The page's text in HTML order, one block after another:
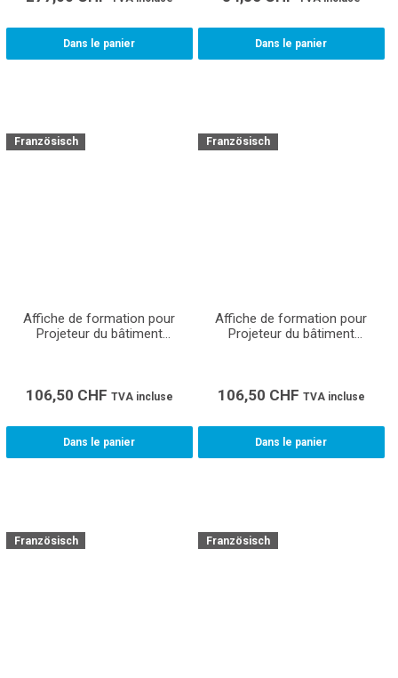
Dans le panier Dans le panier
Französisch
Affiche de formation pour
Projeteur du bâtiment
106,50 CHF TVA incluse
Dans le panier
Französisch
Affiche de formation pour
Projeteur du bâtiment
106,50 CHF TVA incluse
Dans le panier
Französisch Französisch